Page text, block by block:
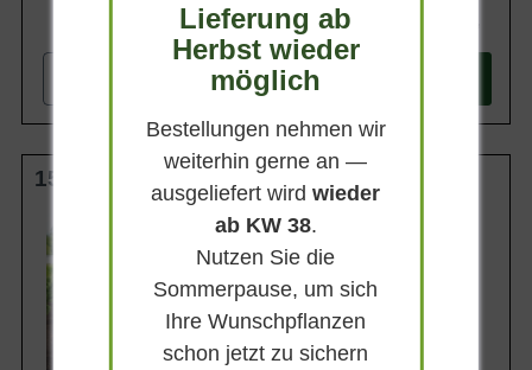
In den
150-175 cm m. Db. Solitär
Wuchsendhöhe
Immergrün
Blatt- / Nadelfarbe
Silberblau
Lieferung ab
Herbst wieder
möglich
Bestellungen nehmen wir
weiterhin gerne an —
ausgeliefert wirdwieder
ab KW 38.
Nutzen Sie die
Sommerpause, um sich
Ihre Wunschpflanzen
schon jetzt zu sichern